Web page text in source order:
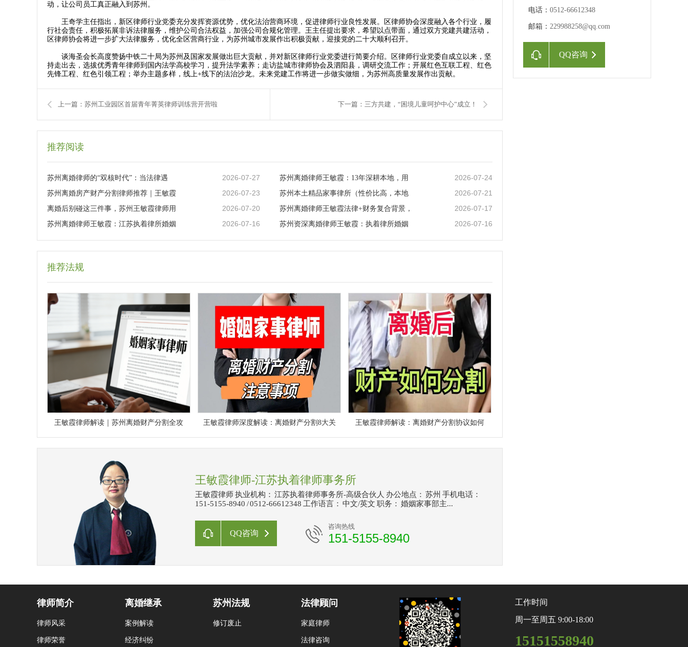
动，让公司员工真正融入到苏州。
王奇学主任指出，新区律师行业党委充分发挥资源优势，优化法治营商环境，促进律师行业良性发展。区律师协会深度融入各个行业，履
行社会责任，积极拓展非诉法律服务，维护公司合法权益，加强公司合规化管理。王主任提出要求，希望以点带面，通过双方党建共建活动，
区律师协会将进一步扩大法律服务，优化全区营商行业，为苏州城市发展作出积极贡献，迎接党的二十大顺利召开。
谈海圣会长高度赞扬中铁二十局为苏州及国家发展做出巨大贡献，并对新区律师行业党委进行简要介绍。区律师行业党委自成立以来，坚
持走出去，选拔优秀青年律师到国内法学高校学习，提升法学素养；走访盐城市律师协会及泗阳县，调研交流工作；开展红色互联工程、红色
先锋工程、红色引领工程；举办主题多样，线上+线下的法治沙龙。未来党建工作将进一步做实做细，为苏州高质量发展作出贡献。
上一篇：苏州工业园区首届青年菁英律师训练营开营啦 下一篇：三方共建，“困境儿童呵护中心”成立！
推荐阅读
苏州离婚律师的“双核时代”：当法律遇 2026-07-27 苏州离婚律师王敏霞：13年深耕本地，用 2026-07-24
苏州离婚房产财产分割律师推荐｜王敏霞 2026-07-23 苏州本土精品家事律所（性价比高，本地 2026-07-21
离婚后别碰这三件事，苏州王敏霞律师用 2026-07-20 苏州离婚律师王敏霞法律+财务复合背景， 2026-07-17
苏州离婚律师王敏霞：江苏执着律所婚姻 2026-07-16 苏州资深离婚律师王敏霞：执着律所婚姻 2026-07-16
推荐法规
王敏霞律师解读｜苏州离婚财产分割全攻 王敏霞律师深度解读：离婚财产分割8大关 王敏霞律师解读：离婚财产分割协议如何
王敏霞律师-江苏执着律师事务所
王敏霞律师 执业机构： 江苏执着律师事务所-高级合伙人 办公地点： 苏州 手机电话：
151-5155-8940 / 0512-66612348 工作语言： 中文/英文 职务： 婚姻家事部主...
QQ咨询
咨询热线
151-5155-8940
电话： 0512-66612348
邮箱： 229988258@qq.com
QQ咨询
律师简介
律师风采
律师荣誉
离婚继承
案例解读
经济纠纷
苏州法规
修订废止
法律顾问
家庭律师
法律咨询
工作时间
周一至周五 9:00-18:00
15151558940